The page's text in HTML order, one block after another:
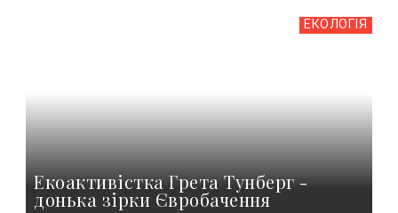
ЕКОЛОГІЯ
Екоактивістка Грета Тунберг -
донька зірки Євробачення